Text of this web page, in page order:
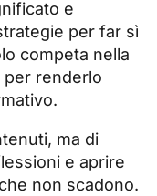
e
per far sì
competa nella
per renderlo
ma di
e aprire
non scadono.